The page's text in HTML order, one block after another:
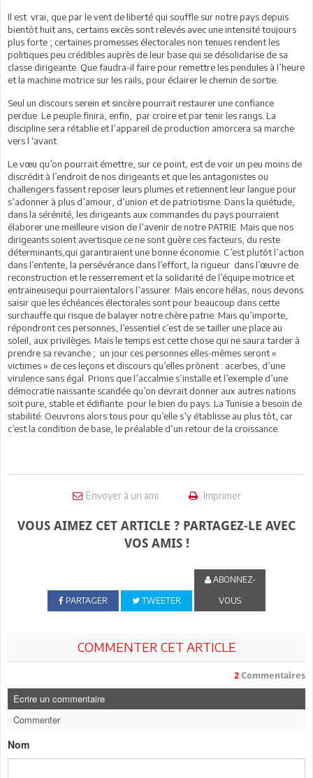
Il est vrai, que par le vent de liberté qui souffle sur notre pays depuis
bientôt huit ans, certains excès sont relevés avec une intensité toujours
plus forte ; certaines promesses électorales non tenues rendent les
politiques peu crédibles auprès de leur base qui se désolidarise de sa
classe dirigeante. Que faudra-il faire pour remettre les pendules à l’heure
et la machine motrice sur les rails, pour éclairer le chemin de sortie.
Seul un discours serein et sincère pourrait restaurer une confiance
perdue. Le peuple finira, enfin, par croire et par tenir les rangs. La
discipline sera rétablie et l’appareil de production amorcera sa marche
vers l ‘avant.
Le vœu qu’on pourrait émettre, sur ce point, est de voir un peu moins de
discrédit à l’endroit de nos dirigeants et que les antagonistes ou
challengers fassent reposer leurs plumes et retiennent leur langue pour
s’adonner à plus d’amour, d’union et de patriotisme. Dans la quiétude,
dans la sérénité, les dirigeants aux commandes du pays pourraient
élaborer une meilleure vision de l’avenir de notre PATRIE. Mais que nos
dirigeants soient avertisque ce ne sont guère ces facteurs, du reste
déterminants,qui garantiraient une bonne économie. C’est plutôt l’action
dans l’entente, la persévérance dans l’effort, la rigueur dans l’œuvre de
reconstruction et le resserrement et la solidarité de l’équipe motrice et
entraineusequi pourraientalors l’assurer. Mais encore hélas, nous devons
saisir que les échéances électorales sont pour beaucoup dans cette
surchauffe qui risque de balayer notre chère patrie. Mais qu’importe,
répondront ces personnes, l’essentiel c’est de se tailler une place au
soleil, aux privilèges. Mais le temps est cette chose qui ne saura tarder à
prendre sa revanche ; un jour ces personnes elles-mêmes seront «
victimes » de ces leçons et discours qu’elles prônent : acerbes, d’une
virulence sans égal. Prions que l’accalmie s’installe et l’exemple d’une
démocratie naissante scandée qu’on devrait donner aux autres nations
soit pure, stable et édifiante pour le bien du pays. La Tunisie a besoin de
stabilité. Oeuvrons alors tous pour qu’elle s’y établisse au plus tôt, car
c’est la condition de base, le préalable d’un retour de la croissance.
Envoyer à un ami Imprimer
VOUS AIMEZ CET ARTICLE ? PARTAGEZ-LE AVEC
VOS AMIS !
PARTAGER TWEETER
ABONNEZ-
VOUS
COMMENTER CET ARTICLE
2 Commentaires
Ecrire un commentaire
Commenter
Nom